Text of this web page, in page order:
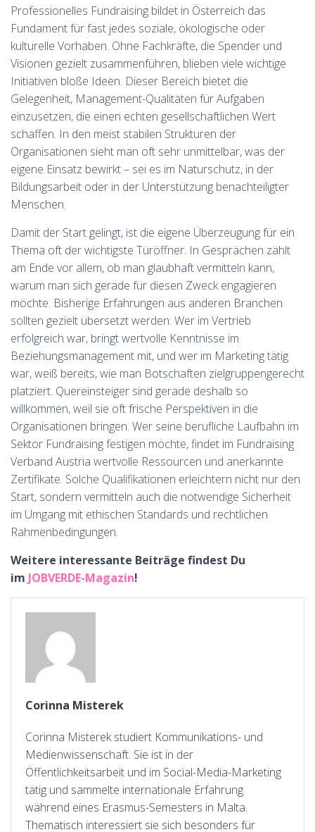
Professionelles Fundraising bildet in Österreich das
Fundament für fast jedes soziale, ökologische oder
kulturelle Vorhaben. Ohne Fachkräfte, die Spender und
Visionen gezielt zusammenführen, blieben viele wichtige
Initiativen bloße Ideen. Dieser Bereich bietet die
Gelegenheit, Management-Qualitäten für Aufgaben
einzusetzen, die einen echten gesellschaftlichen Wert
schaffen. In den meist stabilen Strukturen der
Organisationen sieht man oft sehr unmittelbar, was der
eigene Einsatz bewirkt – sei es im Naturschutz, in der
Bildungsarbeit oder in der Unterstützung benachteiligter
Menschen.
Damit der Start gelingt, ist die eigene Überzeugung für ein
Thema oft der wichtigste Türöffner. In Gesprächen zählt
am Ende vor allem, ob man glaubhaft vermitteln kann,
warum man sich gerade für diesen Zweck engagieren
möchte. Bisherige Erfahrungen aus anderen Branchen
sollten gezielt übersetzt werden: Wer im Vertrieb
erfolgreich war, bringt wertvolle Kenntnisse im
Beziehungsmanagement mit, und wer im Marketing tätig
war, weiß bereits, wie man Botschaften zielgruppengerecht
platziert. Quereinsteiger sind gerade deshalb so
willkommen, weil sie oft frische Perspektiven in die
Organisationen bringen. Wer seine berufliche Laufbahn im
Sektor Fundraising festigen möchte, findet im Fundraising
Verband Austria wertvolle Ressourcen und anerkannte
Zertifikate. Solche Qualifikationen erleichtern nicht nur den
Start, sondern vermitteln auch die notwendige Sicherheit
im Umgang mit ethischen Standards und rechtlichen
Rahmenbedingungen.
Weitere interessante Beiträge findest Du
im JOBVERDE-Magazin!
Corinna Misterek
Corinna Misterek studiert Kommunikations- und
Medienwissenschaft. Sie ist in der
Öffentlichkeitsarbeit und im Social-Media-Marketing
tätig und sammelte internationale Erfahrung
während eines Erasmus-Semesters in Malta.
Thematisch interessiert sie sich besonders für